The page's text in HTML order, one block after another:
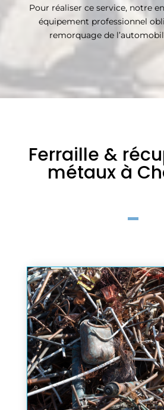
Pour réaliser ce service, notre
équipement professionnel
remorquage de
Ferraille &
métaux à